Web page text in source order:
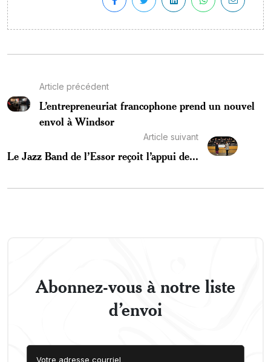
Article précédent
L’entrepreneuriat francophone prend un nouvel
envol à Windsor
Article suivant
Le Jazz Band de l’Essor reçoit l’appui de...
Abonnez-vous à notre liste
d’envoi